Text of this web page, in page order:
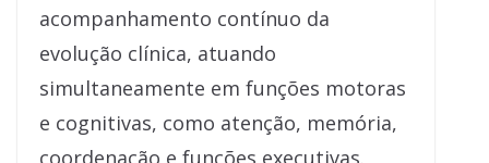
acompanhamento contínuo da
evolução clínica, atuando
simultaneamente em funções motoras
e cognitivas, como atenção, memória,